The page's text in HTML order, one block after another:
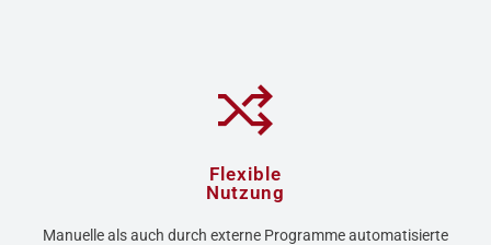
Flexible
Nutzung
Manuelle als auch durch externe Programme automatisierte